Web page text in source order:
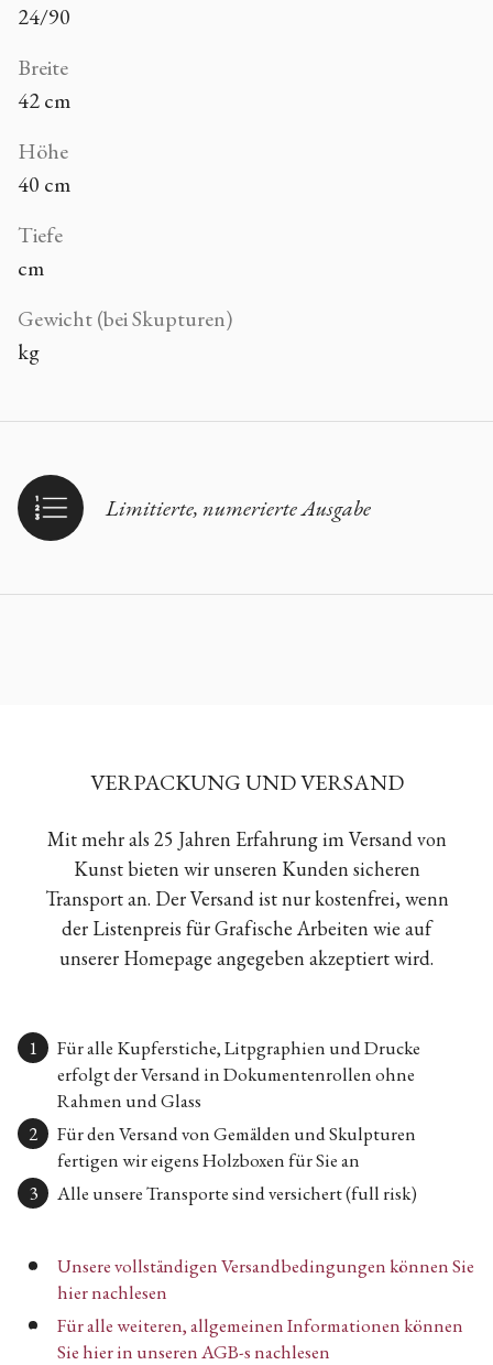
24/90
Breite
42 cm
Höhe
40 cm
Tiefe
cm
Gewicht (bei Skupturen)
kg
Limitierte, numerierte Ausgabe
VERPACKUNG UND VERSAND
Mit mehr als 25 Jahren Erfahrung im Versand von
Kunst bieten wir unseren Kunden sicheren
Transport an. Der Versand ist nur kostenfrei, wenn
der Listenpreis für Grafische Arbeiten wie auf
unserer Homepage angegeben akzeptiert wird.
Für alle Kupferstiche, Litpgraphien und Drucke
erfolgt der Versand in Dokumentenrollen ohne
Rahmen und Glass
Für den Versand von Gemälden und Skulpturen
fertigen wir eigens Holzboxen für Sie an
Alle unsere Transporte sind versichert (full risk)
Unsere vollständigen Versandbedingungen können Sie
hier nachlesen
Für alle weiteren, allgemeinen Informationen können
Sie hier in unseren AGB-s nachlesen